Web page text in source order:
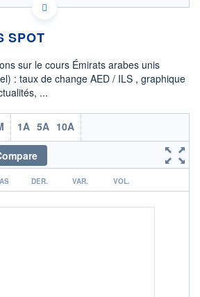
04h09
0,8170
CLÔTURE VEILLE
0,8163
SPOT
sur le cours Émirats arabes unis
: taux de change AED / ILS , graphique
...
1A 5A 10A
DER. VAR. VOL.